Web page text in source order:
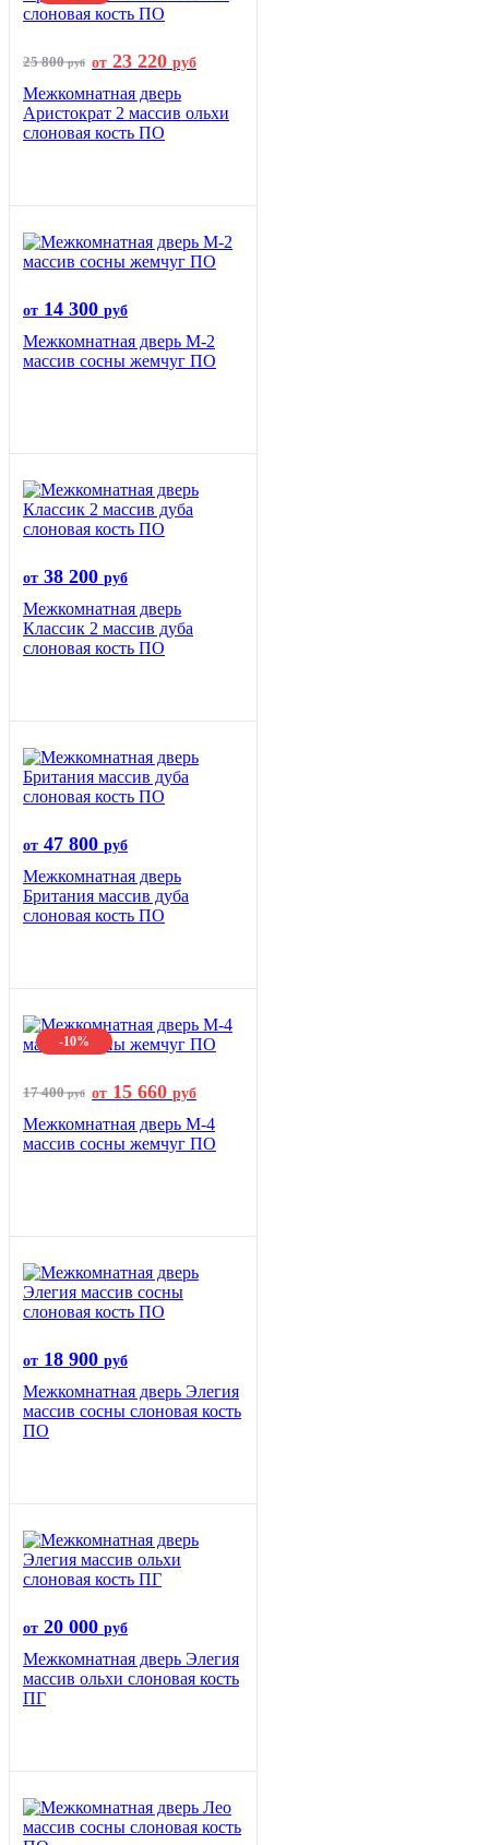
25 800руб от 23 220 руб
Межкомнатная дверь
Аристократ 2 массив ольхи
слоновая кость ПО
от 14 300 руб
Межкомнатная дверь М-2
массив сосны жемчуг ПО
от 38 200 руб
Межкомнатная дверь
Классик 2 массив дуба
слоновая кость ПО
от 47 800 руб
Межкомнатная дверь
Британия массив дуба
слоновая кость ПО
-10%
17 400руб от 15 660 руб
Межкомнатная дверь М-4
массив сосны жемчуг ПО
от 18 900 руб
Межкомнатная дверь Элегия
массив сосны слоновая кость
ПО
от 20 000 руб
Межкомнатная дверь Элегия
массив ольхи слоновая кость
ПГ